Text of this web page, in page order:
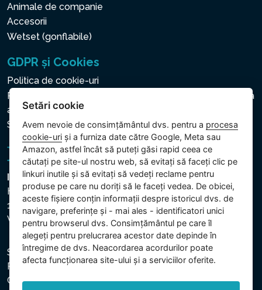
Animale de companie
Accesorii
Wetset (gonflabile)
GDPR și Cookies
Politica de cookie-uri
Politica privind protecția datelor cu caracter personal și a
altor date prelucrate
Setări cookie
Intex Trading, s.r.o.
Hradecká 2526/3
130 00 Praha 3
Vinohrady - Česká republika
Societatea este înregistrată la Tribunalul Municipal din
Praga, secția C, dosar 74759. CUI: 26150808, CIF:
CZ26150808.
Setări cookie
Avem nevoie de consimțământul dvs. pentru a procesa
cookie-uri și a furniza date către Google, Meta sau
Amazon, astfel încât să puteți găsi rapid ceea ce
căutați pe site-ul nostru web, să evitați să faceți clic pe
linkuri inutile și să evitați să vedeți reclame pentru
produse pe care nu doriți să le faceți vedea. De obicei,
aceste fișiere conțin informații despre istoricul dvs. de
navigare, preferințe și - mai ales - identificatori unici
pentru browserul dvs. Consimțământul pe care îl
alegeți pentru prelucrarea acestor date depinde în
întregime de dvs. Neacordarea acordurilor poate
afecta funcționarea site-ului și a serviciilor oferite.